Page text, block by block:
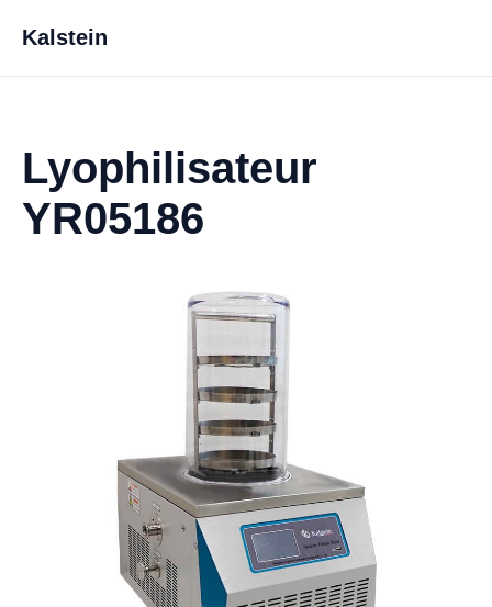
Kalstein
Lyophilisateur
YR05186